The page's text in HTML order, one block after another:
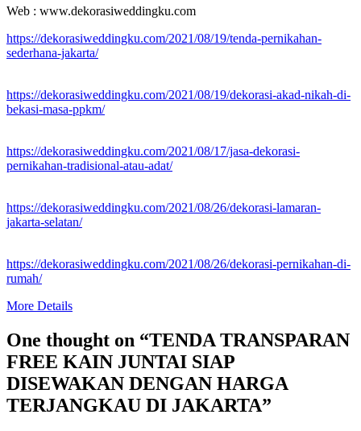
Web : www.dekorasiweddingku.com
https://dekorasiweddingku.com/2021/08/19/tenda-pernikahan-
sederhana-jakarta/
https://dekorasiweddingku.com/2021/08/19/dekorasi-akad-nikah-di-
bekasi-masa-ppkm/
https://dekorasiweddingku.com/2021/08/17/jasa-dekorasi-
pernikahan-tradisional-atau-adat/
https://dekorasiweddingku.com/2021/08/26/dekorasi-lamaran-
jakarta-selatan/
https://dekorasiweddingku.com/2021/08/26/dekorasi-pernikahan-di-
rumah/
More Details
One thought on “TENDA TRANSPARAN
FREE KAIN JUNTAI SIAP
DISEWAKAN DENGAN HARGA
TERJANGKAU DI JAKARTA”